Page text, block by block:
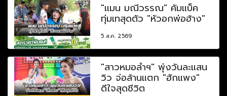
"แมน มณีวรรณ" คัมแบ็ค
ทุ่มเทสุดตัว "หัวอกพ่อฮ้าง"
5 ส.ค. 2569
"สาวหมอลำฯ" พุ่งวันละแสน
วิว จ่อล้านแตก "ฮักแพง"
ดีใจสุดชีวิต